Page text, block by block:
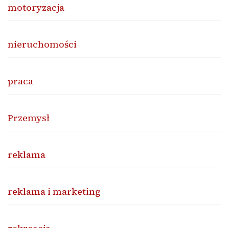
motoryzacja
nieruchomości
praca
Przemysł
reklama
reklama i marketing